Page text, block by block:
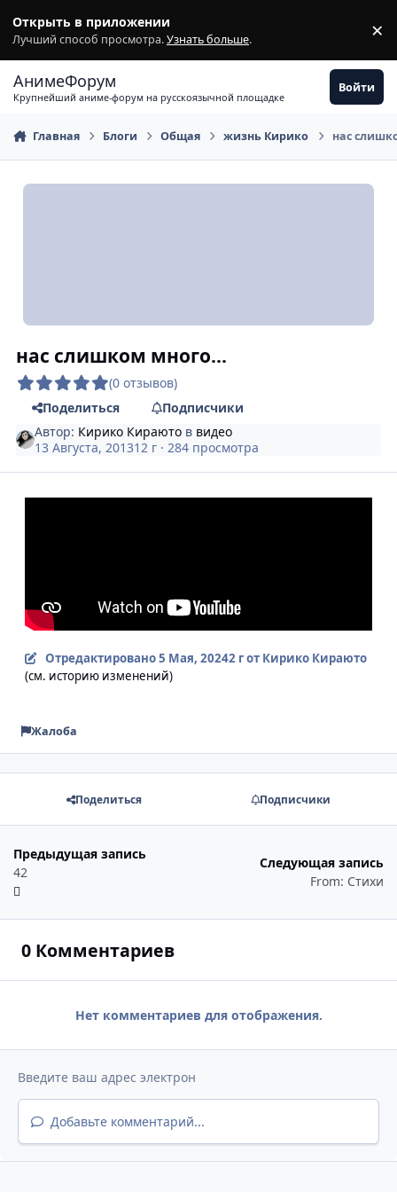
Открыть в приложении
Лучший способ просмотра.Узнать больше. ×
АнимеФорум
Крупнейший аниме-форум на русскоязычной площадке
Войти
Главная Блоги Общая жизнь Кирико нас
нас слишком много...
(0 отзывов)
Поделиться
Подписчики
Автор: Кирико Кираюто в видео
13 Августа, 201312 г · 284 просмотра
Отредактировано5 Мая, 20242 гот Кирико Кираюто
(см. историю изменений)
Жалоба
Поделиться Подписчики
Предыдущая запись
42
Следующая запись
From: Стихи
0 Комментариев
Нет комментариев для отображения.
Добавьте комментарий...